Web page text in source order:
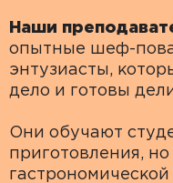
Наши
опытные шеф-
энтузиасты,
дело и готовы
Они обучают
приготовления,